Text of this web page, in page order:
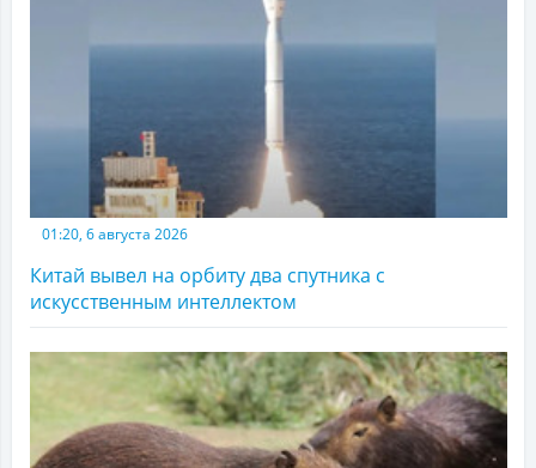
01:20, 6 августа 2026
Китай вывел на орбиту два спутника с
искусственным интеллектом